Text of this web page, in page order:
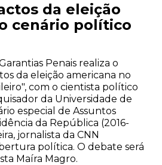
da eleição
cenário político
Penais realiza o
da eleição americana no
com o cientista político
da Universidade de
especial de Assuntos
da República (2016-
jornalista da CNN
política. O debate será
Maíra Magro.